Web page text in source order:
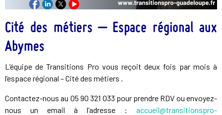
Cité des métiers – Espace régional aux
Abymes
L’équipe de Transitions Pro vous reçoit deux fois par mois à
l’espace régional – Cité des métiers .
Contactez-nous au 05 90 321 033 pour prendre RDV ou envoyez-
nous un email à l’adresse :
accueil@transitionspro-